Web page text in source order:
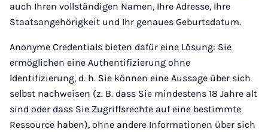
auch Ihren vollständigen Namen, Ihre Adresse, Ihre
Staatsangehörigkeit und Ihr genaues Geburtsdatum.
Anonyme Credentials bieten dafür eine Lösung: Sie
ermöglichen eine Authentifizierung ohne
Identifizierung, d. h. Sie können eine Aussage über sich
selbst nachweisen (z. B. dass Sie mindestens 18 Jahre alt
sind oder dass Sie Zugriffsrechte auf eine bestimmte
Ressource haben), ohne andere Informationen über sich